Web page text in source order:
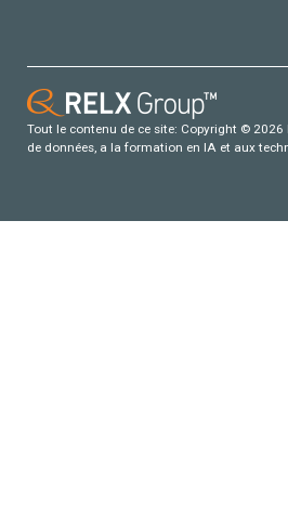
Tout le contenu de ce site: Copyright ©
de données, a la formation en IA et aux